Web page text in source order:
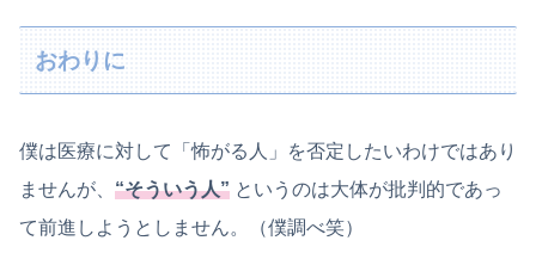
おわりに
僕は医療に対して「怖がる人」を否定したいわけではあり
ませんが、 “そういう人” というのは大体が批判的であっ
て前進しようとしません。（僕調べ笑）